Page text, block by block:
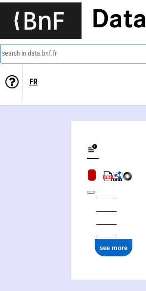
Data
search in data.bnf.fr
FR
see more